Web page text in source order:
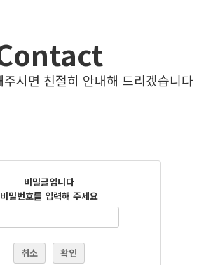
시면 친절히 안내해 드리겠습니다
비밀글입니다
비밀번호를 입력해 주세요
취소 확인